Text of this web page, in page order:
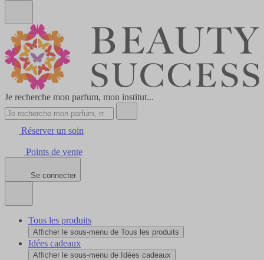
Je recherche mon parfum, mon institut...
Réserver un soin
Points de vente
Se connecter
Tous les produits
Afficher le sous-menu de Tous les produits
Idées cadeaux
Afficher le sous-menu de Idées cadeaux